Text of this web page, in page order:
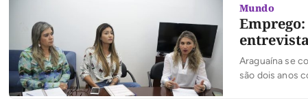
Mundo
Araguaína se
são dois anos